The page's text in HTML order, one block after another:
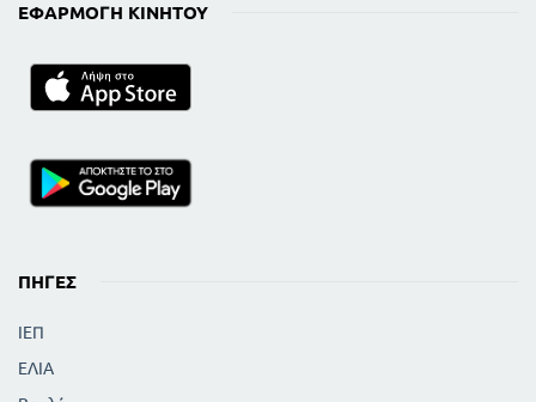
ΕΦΑΡΜΟΓΉ ΚΙΝΗΤΟΎ
ΠΗΓΈΣ
ΙΕΠ
ΕΛΙΑ